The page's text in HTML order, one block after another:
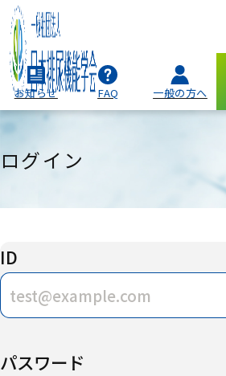
お知らせ FAQ 一般の方へ
ログイン
ID
パスワード